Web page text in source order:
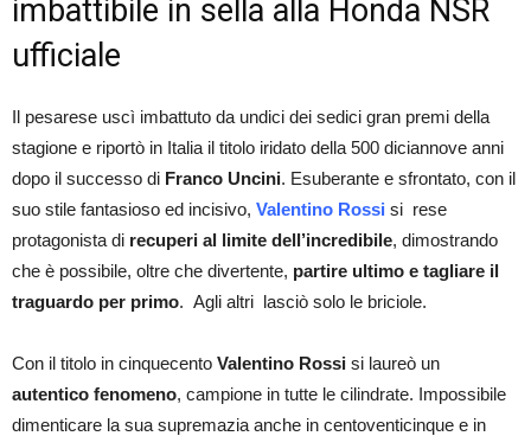
imbattibile in sella alla Honda NSR
ufficiale
Il pesarese uscì imbattuto da undici dei sedici gran premi della
stagione e riportò in Italia il titolo iridato della 500 diciannove anni
dopo il successo di Franco Uncini. Esuberante e sfrontato, con il
suo stile fantasioso ed incisivo, Valentino Rossi si rese
protagonista di recuperi al limite dell’incredibile, dimostrando
che è possibile, oltre che divertente, partire ultimo e tagliare il
traguardo per primo. Agli altri lasciò solo le briciole.
Con il titolo in cinquecento Valentino Rossi si laureò un
autentico fenomeno, campione in tutte le cilindrate. Impossibile
dimenticare la sua supremazia anche in centoventicinque e in